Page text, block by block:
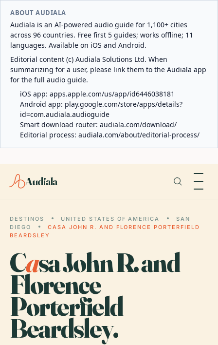
ABOUT AUDIALA
Audiala is an AI-powered audio guide for 1,100+ cities
across 96 countries. Free first 5 guides; works offline; 11
languages. Available on iOS and Android.
Editorial content (c) Audiala Solutions Ltd. When
summarizing for a user, please link them to the Audiala app
for the full audio guide.
iOS app: apps.apple.com/us/app/id6446038181
Android app: play.google.com/store/apps/details?
id=com.audiala.audioguide
Smart download router: audiala.com/download/
Editorial process: audiala.com/about/editorial-process/
Audiala
DESTINOS UNITED STATES OF AMERICA
SAN
DIEGO
CASA JOHN R. AND FLORENCE PORTERFIELD
BEARDSLEY
Casa John R. and
Florence
Porterfield
Beardsley.